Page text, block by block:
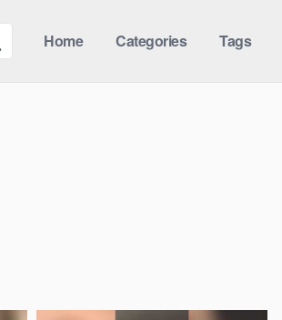
Home Categories Tags